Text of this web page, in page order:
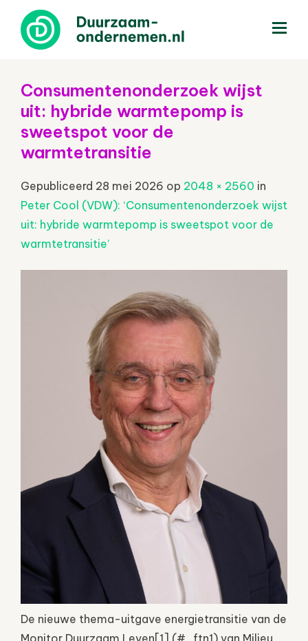
Consumentenonderzoek wijst
uit: hybride warmtepomp is
sweetspot voor de
warmtetransitie
Gepubliceerd 28 mei 2026 op 2048 × 2560 in
Peter Cool (VDW): ‘Consumentenonderzoek wijst
uit: hybride warmtepomp is sweetspot voor de
warmtetransitie’
De nieuwe thema-uitgave energietransitie van de
Monitor Duurzaam Leven[1] (#_ftn1) van Milieu